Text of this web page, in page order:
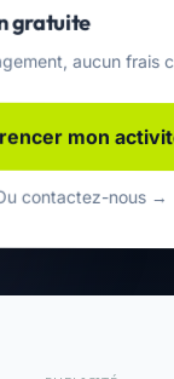
gratuite
aucun frais
mon
contactez-nous →